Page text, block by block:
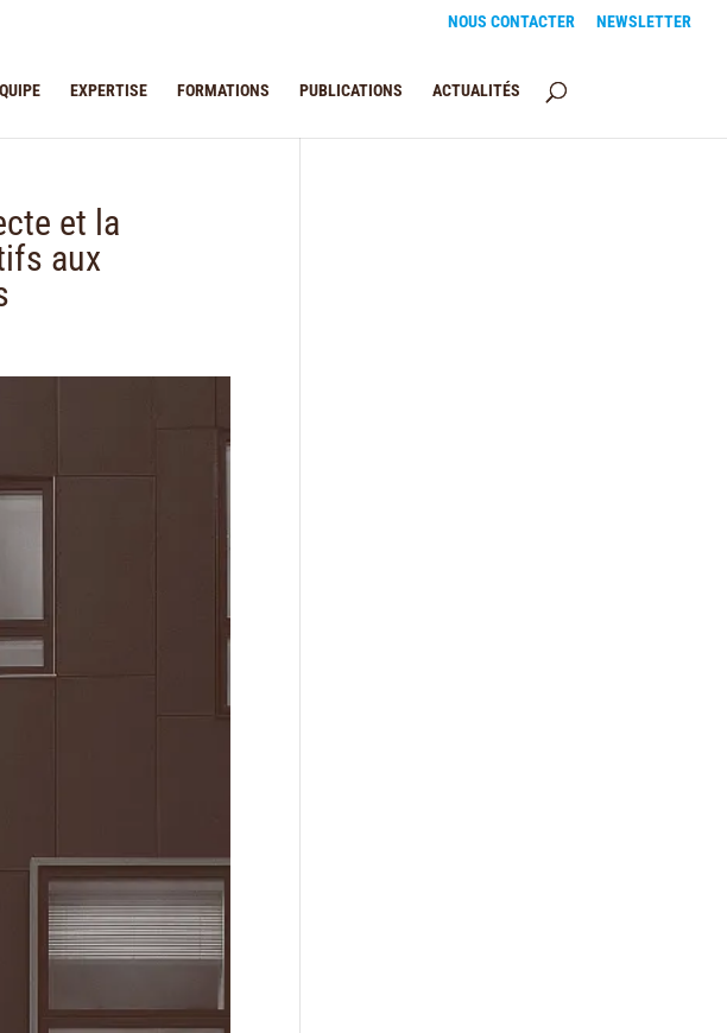
NOUS CONTACTER NEWSLETTER
EXPERTISE FORMATIONS PUBLICATIONS ACTUALITÉS
et la
aux